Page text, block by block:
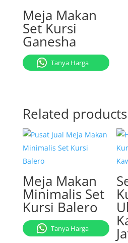
Meja Makan
Set Kursi
Ganesha
Tanya Harga
Related products
Meja Makan
Minimalis Set
Kursi Balero
Tanya Harga